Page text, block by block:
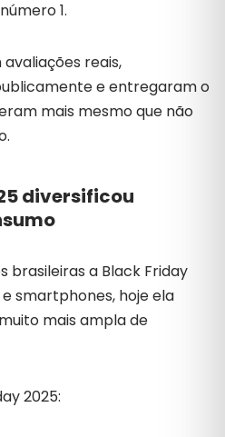
1.
reais,
e entregaram o
mais mesmo que não
diversificou
brasileiras a Black Friday
smartphones, hoje ela
mais ampla de
2025: